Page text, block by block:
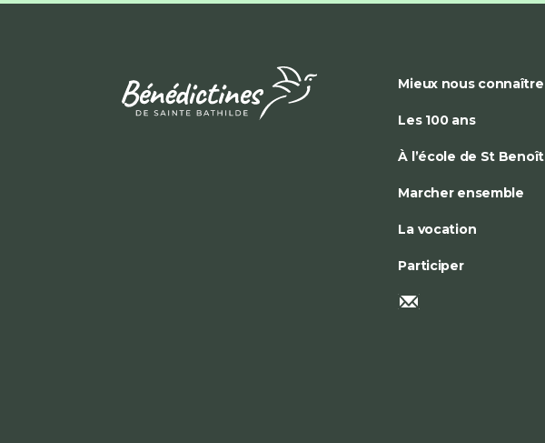
Mieux nous connaître
Les 100 ans
À l’école de St Benoît
Marcher ensemble
La vocation
Participer